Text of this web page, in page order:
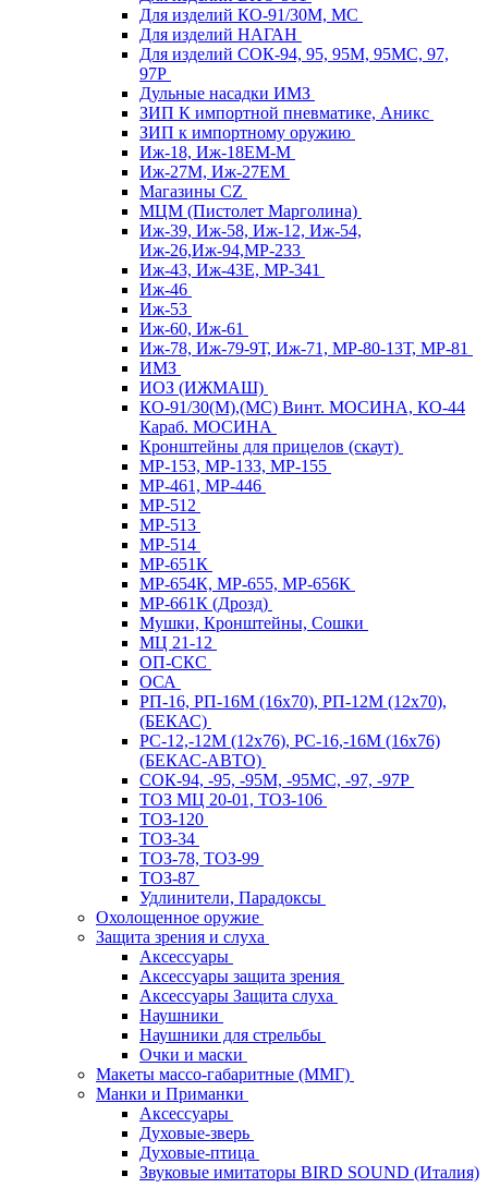
Для изделий КО-91/30М, МС
Для изделий НАГАН
Для изделий СОК-94, 95, 95М, 95МС, 97,
97Р
Дульные насадки ИМЗ
ЗИП К импортной пневматике, Аникс
ЗИП к импортному оружию
Иж-18, Иж-18ЕМ-М
Иж-27М, Иж-27ЕМ
Магазины CZ
МЦМ (Пистолет Марголина)
Иж-39, Иж-58, Иж-12, Иж-54,
Иж-26,Иж-94,МР-233
Иж-43, Иж-43Е, МР-341
Иж-46
Иж-53
Иж-60, Иж-61
Иж-78, Иж-79-9Т, Иж-71, МР-80-13Т, МР-81
ИМЗ
ИОЗ (ИЖМАШ)
КО-91/30(М),(МС) Винт. МОСИНА, КО-44
Караб. МОСИНА
Кронштейны для прицелов (скаут)
МР-153, МР-133, МР-155
МР-461, МР-446
МР-512
МР-513
МР-514
МР-651К
МР-654К, МР-655, МР-656К
МР-661К (Дрозд)
Мушки, Кронштейны, Сошки
МЦ 21-12
ОП-СКС
ОСА
РП-16, РП-16М (16х70), РП-12М (12х70),
(БЕКАС)
РС-12,-12М (12х76), РС-16,-16М (16х76)
(БЕКАС-АВТО)
СОК-94, -95, -95М, -95МС, -97, -97Р
ТОЗ МЦ 20-01, ТОЗ-106
ТОЗ-120
ТОЗ-34
ТОЗ-78, ТОЗ-99
ТОЗ-87
Удлинители, Парадоксы
Охолощенное оружие
Защита зрения и слуха
Аксессуары
Аксессуары защита зрения
Аксессуары Защита слуха
Наушники
Наушники для стрельбы
Очки и маски
Макеты массо-габаритные (ММГ)
Манки и Приманки
Аксессуары
Духовые-зверь
Духовые-птица
Звуковые имитаторы BIRD SOUND (Италия)